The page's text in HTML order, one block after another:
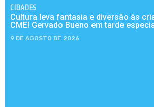
CIDADES
Cultura leva fantasia e diversão às
CMEI Gervado Bueno em tarde
9 DE AGOSTO DE 2026